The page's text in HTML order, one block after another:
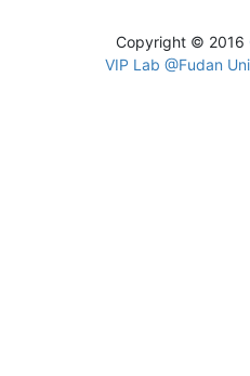
Copyright © 2016
VIP Lab @Fudan